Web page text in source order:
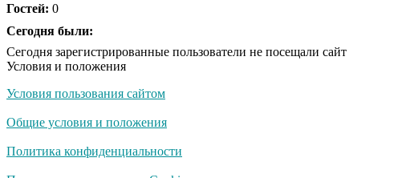
Гостей: 0
Сегодня были:
Сегодня зарегистрированные пользователи не посещали сайт
Условия и положения
Условия пользования сайтом
Общие условия и положения
Политика конфиденциальности